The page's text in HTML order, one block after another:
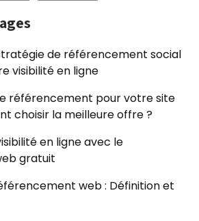
de référencement social
visibilité en ligne
référencement pour votre site
choisir la meilleure offre ?
en ligne avec le
gratuit
web : Définition et